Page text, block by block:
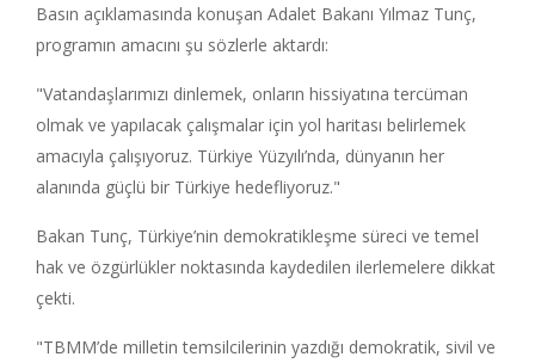
Basın açıklamasında konuşan Adalet Bakanı Yılmaz Tunç,
programın amacını şu sözlerle aktardı:
"Vatandaşlarımızı dinlemek, onların hissiyatına tercüman
olmak ve yapılacak çalışmalar için yol haritası belirlemek
amacıyla çalışıyoruz. Türkiye Yüzyılı’nda, dünyanın her
alanında güçlü bir Türkiye hedefliyoruz."
Bakan Tunç, Türkiye’nin demokratikleşme süreci ve temel
hak ve özgürlükler noktasında kaydedilen ilerlemelere dikkat
çekti.
"TBMM’de milletin temsilcilerinin yazdığı demokratik, sivil ve